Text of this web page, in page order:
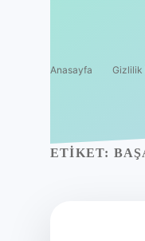
Anasayfa Gizlilik
ETIKET: